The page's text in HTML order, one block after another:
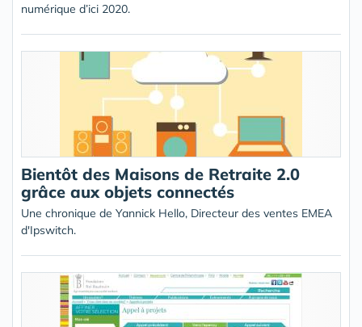
numérique d’ici 2020.
Bientôt des Maisons de Retraite 2.0
grâce aux objets connectés
Une chronique de Yannick Hello, Directeur des ventes EMEA
d'Ipswitch.